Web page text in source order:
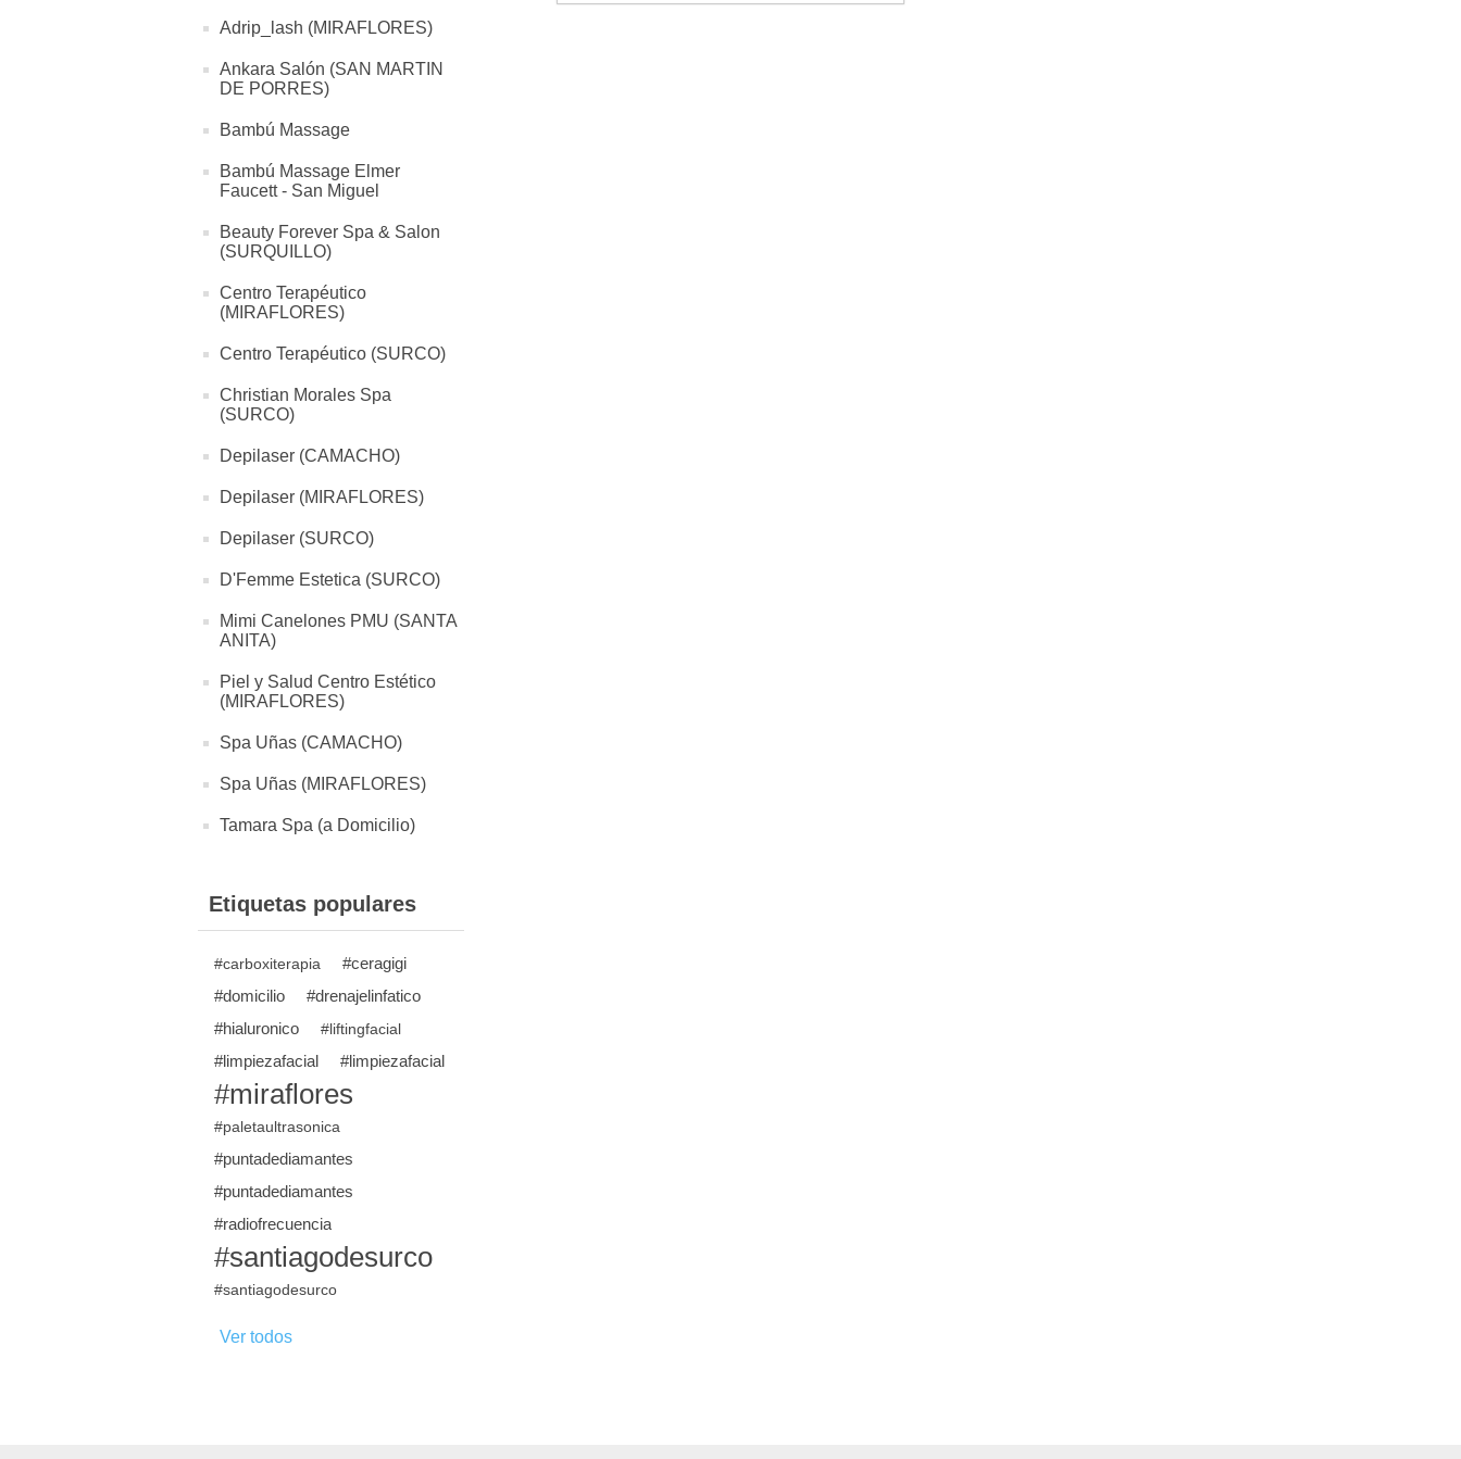
Adrip_lash (MIRAFLORES)
Ankara Salón (SAN MARTIN
DE PORRES)
Bambú Massage
Bambú Massage Elmer
Faucett - San Miguel
Beauty Forever Spa & Salon
(SURQUILLO)
Centro Terapéutico
(MIRAFLORES)
Centro Terapéutico (SURCO)
Christian Morales Spa
(SURCO)
Depilaser (CAMACHO)
Depilaser (MIRAFLORES)
Depilaser (SURCO)
D'Femme Estetica (SURCO)
Mimi Canelones PMU (SANTA
ANITA)
Piel y Salud Centro Estético
(MIRAFLORES)
Spa Uñas (CAMACHO)
Spa Uñas (MIRAFLORES)
Tamara Spa (a Domicilio)
Etiquetas populares
#carboxiterapia
#ceragigi
#domicilio
#drenajelinfatico
#hialuronico
#liftingfacial
#limpiezafacial #limpiezafacial
#miraflores
#paletaultrasonica
#puntadediamantes
#puntadediamantes
#radiofrecuencia
#santiagodesurco
#santiagodesurco
Ver todos